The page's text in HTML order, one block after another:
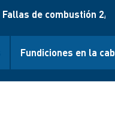
Fallas de combustión 2/3
Fundiciones en la